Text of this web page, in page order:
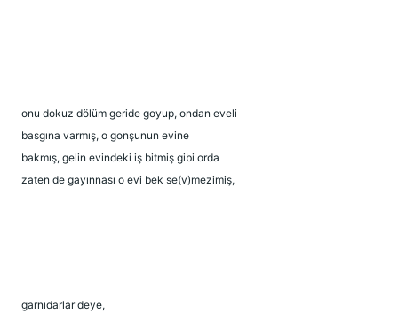
onu dokuz dölüm geride goyup, ondan eveli
basgına varmış, o gonşunun evine
bakmış, gelin evindeki iş bitmiş gibi orda
zaten de gayınnası o evi bek se(v)mezimiş,
garnıdarlar deye,